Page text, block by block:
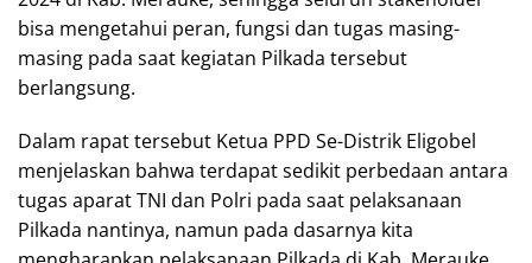
bisa mengetahui peran, fungsi dan tugas masing-
masing pada saat kegiatan Pilkada tersebut
berlangsung.
Dalam rapat tersebut Ketua PPD Se-Distrik Eligobel
menjelaskan bahwa terdapat sedikit perbedaan antara
tugas aparat TNI dan Polri pada saat pelaksanaan
Pilkada nantinya, namun pada dasarnya kita